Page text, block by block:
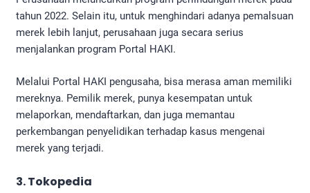
tahun 2022. Selain itu, untuk menghindari adanya pemalsuan
merek lebih lanjut, perusahaan juga secara serius
menjalankan program Portal HAKI.
Melalui Portal HAKI pengusaha, bisa merasa aman memiliki
mereknya. Pemilik merek, punya kesempatan untuk
melaporkan, mendaftarkan, dan juga memantau
perkembangan penyelidikan terhadap kasus mengenai
merek yang terjadi.
3. Tokopedia